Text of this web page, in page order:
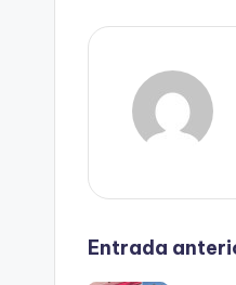
Entrada